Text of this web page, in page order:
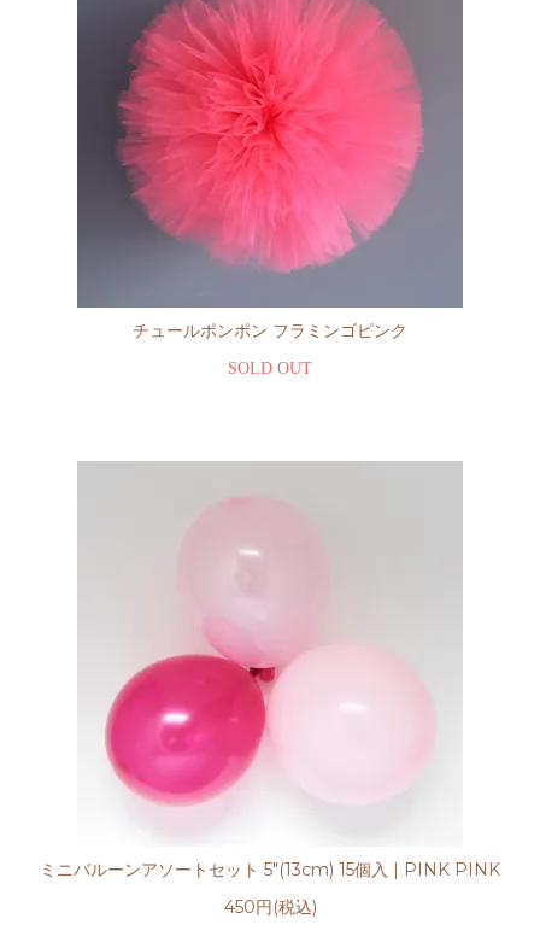
チュールポンポン フラミンゴピンク
SOLD OUT
ミニバルーンアソートセット 5"(13cm) 15個入 | PINK PINK
450円(税込)